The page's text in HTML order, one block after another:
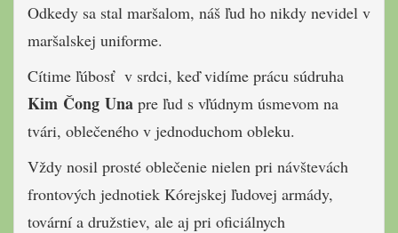
Odkedy sa stal maršalom, náš ľud ho nikdy nevidel v
maršalskej uniforme.
Cítime ľúbosť v srdci, keď vidíme prácu súdruha
Kim Čong Una pre ľud s vľúdnym úsmevom na
tvári, oblečeného v jednoduchom obleku.
Vždy nosil prosté oblečenie nielen pri návštevách
frontových jednotiek Kórejskej ľudovej armády,
tovární a družstiev, ale aj pri oficiálnych